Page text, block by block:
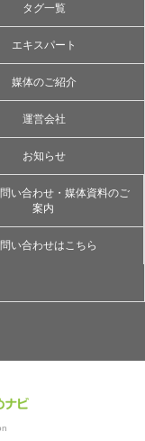
タグ一覧
エキスパート
媒体のご紹介
運営会社
お知らせ
い合わせ・媒体資料のご
案内
い合わせはこちら